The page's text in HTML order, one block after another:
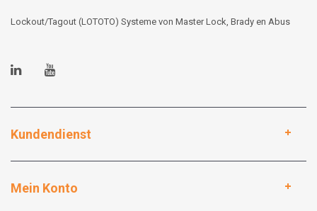
Lockout/Tagout (LOTOTO) Systeme von Master Lock, Brady en Abus
Kundendienst
Mein Konto